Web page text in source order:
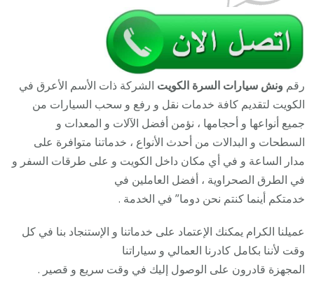
رقم ونش سيارات السرة الكويت الشركة ذات الأسم الأعرق في
الكويت لتقديم كافة خدمات نقل و رفع و سحب السيارات من
جميع أنواعها و أحجامها ، نؤمن أفضل الآلات و المعدات و
السطحات و البدالات من أحدث الأنواع ، خدماتنا متوافرة على
مدار الساعة و في أي مكان داخل الكويت و على طرقات السفر و
في الطرق الصحراوية ، أفضل العاملين في
خدمتكم أينما كنتم نحن دوما” في الخدمة .
عميلنا الكرام يمكنك الإعتماد على خدماتنا و الإستنجاد بنا في كل
وقت لأننا بكامل كادرنا العمالي و سياراتنا
المجهزة قادرون على الوصول إليك في وقت سريع و قصير .